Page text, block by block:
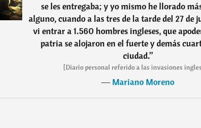
se les entregaba; y yo mismo he llorado
alguno, cuando a las tres de la tarde del 27 de
vi entrar a 1.560 hombres ingleses, que
patria se alojaron en el fuerte y demás
ciudad.”
[Diario personal referido a las invasiones
―Mariano Moreno